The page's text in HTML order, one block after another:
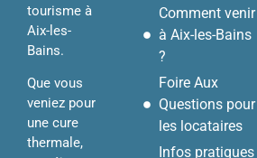
tourisme à
Aix-les-
Bains.
Que vous
veniez pour
une cure
thermale,
Comment venir
à Aix-les-Bains
?
Foire Aux
Questions pour
les locataires
Infos pratiques